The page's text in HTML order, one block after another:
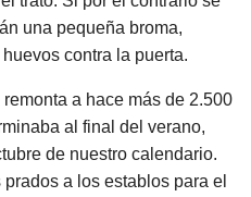
una pequeña broma,
contra la puerta.
a hace más de 2.500
al final del verano,
de nuestro calendario.
a los establos para el